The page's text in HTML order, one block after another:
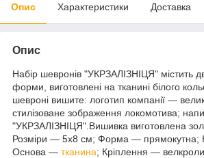
Опис Характеристики Доставка
Опис
Набір шевронів "УКРЗАЛІЗНІЦЯ" містить
форми, виготовлені на тканині білого
шевроні вишите: логотип компанії —
стилізоване зображення локомотива;
"УКРЗАЛІЗНІЦЯ".Вишивка виготовлена
Розміри — 5х8 см; Форма — прямокутна;
Основа — тканина; Кріплення —